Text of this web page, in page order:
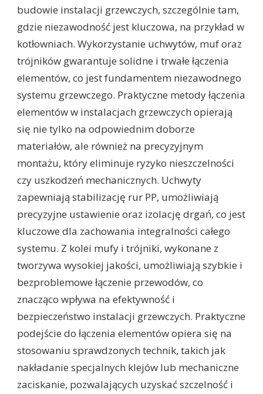
budowie instalacji grzewczych, szczególnie tam,
gdzie niezawodność jest kluczowa, na przykład w
kotłowniach. Wykorzystanie uchwytów, muf oraz
trójników gwarantuje solidne i trwałe łączenia
elementów, co jest fundamentem niezawodnego
systemu grzewczego. Praktyczne metody łączenia
elementów w instalacjach grzewczych opierają
się nie tylko na odpowiednim doborze
materiałów, ale również na precyzyjnym
montażu, który eliminuje ryzyko nieszczelności
czy uszkodzeń mechanicznych. Uchwyty
zapewniają stabilizację rur PP, umożliwiają
precyzyjne ustawienie oraz izolację drgań, co jest
kluczowe dla zachowania integralności całego
systemu. Z kolei mufy i trójniki, wykonane z
tworzywa wysokiej jakości, umożliwiają szybkie i
bezproblemowe łączenie przewodów, co
znacząco wpływa na efektywność i
bezpieczeństwo instalacji grzewczych. Praktyczne
podejście do łączenia elementów opiera się na
stosowaniu sprawdzonych technik, takich jak
nakładanie specjalnych klejów lub mechaniczne
zaciskanie, pozwalających uzyskać szczelność i